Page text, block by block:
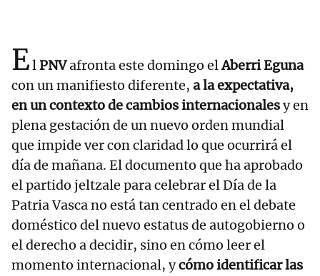
ElPNVafronta este domingo elAberri Eguna
con un manifiesto diferente, a la expectativa,
en un contexto de cambios internacionalesy en
plena gestación de un nuevo orden mundial
que impide ver con claridad lo que ocurrirá el
día de mañana. El documento que ha aprobado
el partido jeltzale para celebrar el Día de la
Patria Vasca no está tan centrado en el debate
doméstico del nuevo estatus de autogobierno o
el derecho a decidir, sino en cómo leer el
momento internacional, ycómo identificar las